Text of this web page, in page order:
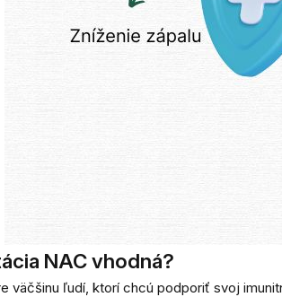
NAC vhodná?
väčšinu ľudí, ktorí chcú podporiť svoj